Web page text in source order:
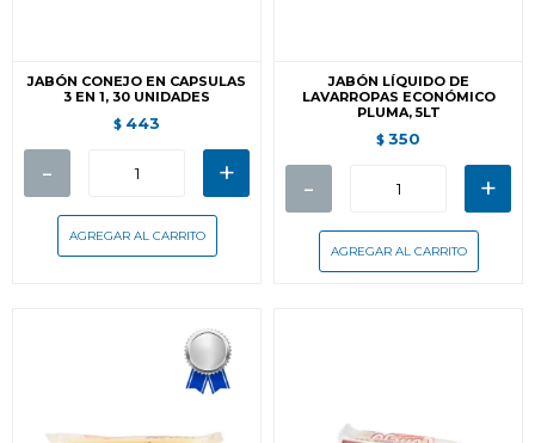
JABÓN CONEJO EN CAPSULAS
3 EN 1, 30 UNIDADES
$ 443
- +
JABÓN LÍQUIDO DE
LAVARROPAS ECONÓMICO
PLUMA, 5LT
$ 350
- +